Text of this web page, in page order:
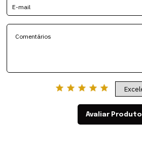
Avaliar Produto